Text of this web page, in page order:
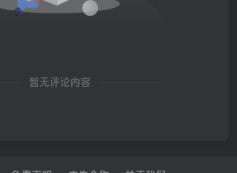
暂无评论内容